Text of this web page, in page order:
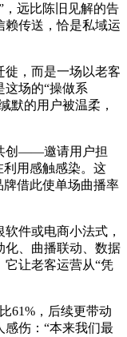
，远比陈旧见解的告
赖传送，恰是私域运
，而是一场以老客
这场的“操做系
的用户被温柔，
创——邀请用户担
利用感触感染。这
牌借此使单场曲播率
件或电商小法式，
化、曲播联动、数据
让老客运营从“凭
，后续更带动
伤：“本来我们最